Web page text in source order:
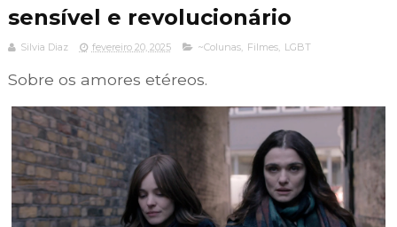
sensível e revolucionário
Silvia Diaz fevereiro 20, 2025 ~Colunas, Filmes, LGBT
Sobre os amores etéreos.